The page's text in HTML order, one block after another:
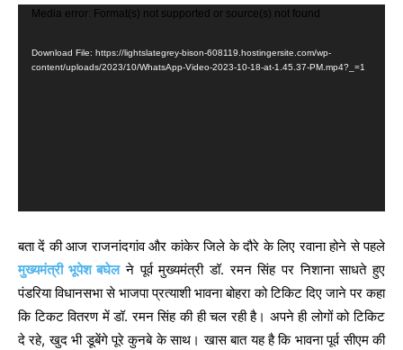
r
Media error: Format(s) not supported or source(s) not found
Download File: https://lightslategrey-bison-608119.hostingersite.com/wp-
content/uploads/2023/10/WhatsApp-Video-2023-10-18-at-1.45.37-PM.mp4?_=1
बता दें की आज राजनांदगांव और कांकेर जिले के दौरे के लिए रवाना होने से पहले
मुख्यमंत्री भूपेश बघेलने पूर्व मुख्यमंत्री डॉ. रमन सिंह पर निशाना साधते हुए
पंडरिया विधानसभा से भाजपा प्रत्याशी भावना बोहरा को टिकिट दिए जाने पर कहा
कि टिकट वितरण में डॉ. रमन सिंह की ही चल रही है। अपने ही लोगों को टिकिट
दे रहे, खुद भी डूबेंगे पूरे कुनबे के साथ। खास बात यह है कि भावना पूर्व सीएम की